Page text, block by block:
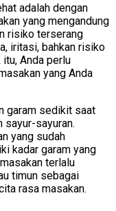
adalah dengan
yang mengandung
risiko terserang
iritasi, bahkan risiko
Anda perlu
yang Anda
garam sedikit saat
sayur-sayuran.
yang sudah
kadar garam yang
terlalu
timun sebagai
rasa masakan.